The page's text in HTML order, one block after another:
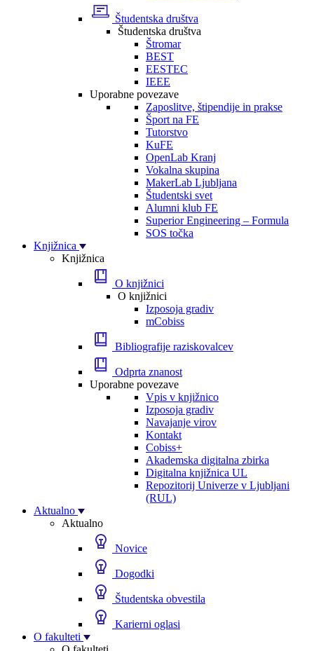
Študentska društva
Študentska društva
Štromar
BEST
EESTEC
IEEE
Uporabne povezave
Zaposlitve, štipendije in prakse
Šport na FE
Tutorstvo
KuFE
OpenLab Kranj
Vokalna skupina
MakerLab Ljubljana
Študentski svet
Alumni klub FE
Superior Engineering – Formula
SOS točka
Knjižnica
Knjižnica
O knjižnici
O knjižnici
Izposoja gradiv
mCobiss
Bibliografije raziskovalcev
Odprta znanost
Uporabne povezave
Vpis v knjižnico
Izposoja gradiv
Navajanje virov
Kontakt
Cobiss+
Akademska digitalna zbirka
Digitalna knjižnica UL
Repozitorij Univerze v Ljubljani
(RUL)
Aktualno
Aktualno
Novice
Dogodki
Študentska obvestila
Karierni oglasi
O fakulteti